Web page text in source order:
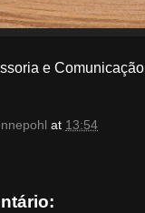
e Comunicação
at 13:54